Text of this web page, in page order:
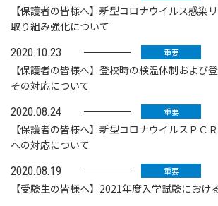
【保護者の皆様へ】新型コロナウイルス感染
取り組み強化について
2020.10.23
重要
【保護者の皆様へ】登校時の検温体制および
その対応について
2020.08.24
重要
【保護者の皆様へ】新型コロナウイルスＰＣ
への対応について
2020.08.19
重要
【受験生の皆様へ】2021年度入学試験におけ